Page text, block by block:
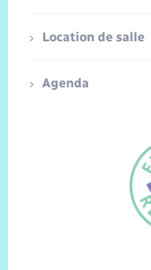
Location de salle
Agenda